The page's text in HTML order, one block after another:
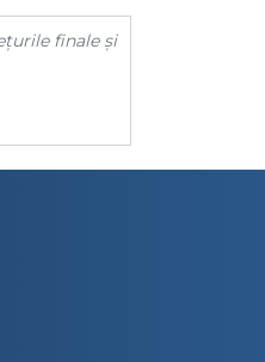
finale și